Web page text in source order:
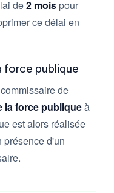
de2 mois pour
ce délai en
force publique
de
la force publiqueà
est alors réalisée
présence d'un